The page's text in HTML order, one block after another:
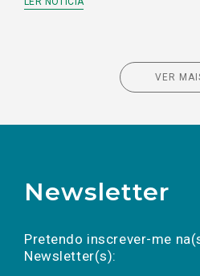
VER
Newsletter
Pretendo inscrever-me
Newsletter(s):
a(s) newsletter(s).
mail